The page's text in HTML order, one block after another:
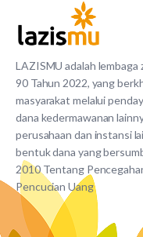
LAZISMU adalah lembaga
90 Tahun 2022, yang
masyarakat melalui
dana kedermawanan
perusahaan dan instansi
bentuk dana yang
2010 Tentang
Pencucian Uang